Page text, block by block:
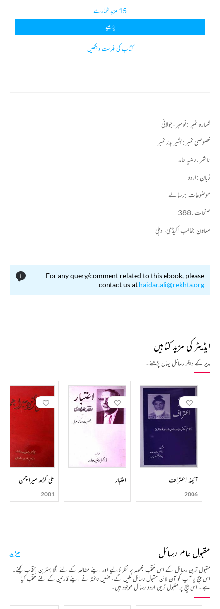
15 مزید شمارے
پڑھیے
کتاب کی فہرست دیکھیں
شمارہ نمبر :نومبر-جولائی
خصوصی نمبر :بشیر بدر نمبر
ناشر :رضیہ حامد
زبان :اردو
موضوعات :رسالے
صفحات :388
معاون :غالب اکیڈمی، دہلی
For any query/comment related to this ebook, please
contact us at haidar.ali@rekhta.org
ایڈیٹر کی مزید کتابیں
مدیر کے دیگر رسائل یہاں پڑھئے۔
آئینہ اعتراف
2006
اعتبار علی گڑھ میرا چمن
2001
مقبول عام رسائل
مقبول ترین رسائل کے اس منتخب مجموعہ پر نظر ڈالیے اور اپنے مطالعہ کے لئے اگلا بہترین انتخاب کیجئے۔
اس پیج پر آپ کو آن لائن مقبول رسائل ملیں گے، جنہیں ریختہ نے اپنے قارئین کے لئے منتخب کیا
ہے۔ اس پیج پر مقبول ترین اردو رسائل موجود ہیں۔
مزید